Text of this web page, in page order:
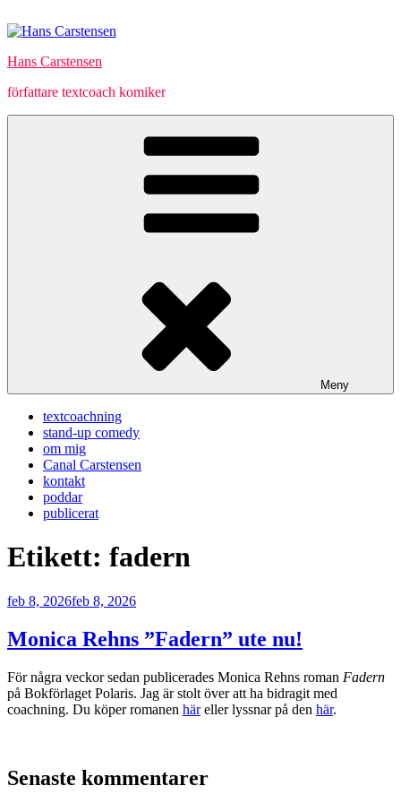
till
Hans Carstensen
författare textcoach komiker
Meny
textcoachning
stand-up comedy
om mig
Canal Carstensen
kontakt
poddar
publicerat
Etikett: fadern
Publicerat
feb 8, 2026feb 8, 2026
Monica Rehns ”Fadern” ute nu!
För några veckor sedan publicerades Monica Rehns roman Fadern
på Bokförlaget Polaris. Jag är stolt över att ha bidragit med
coachning. Du köper romanen häreller lyssnar på den här.
Senaste kommentarer